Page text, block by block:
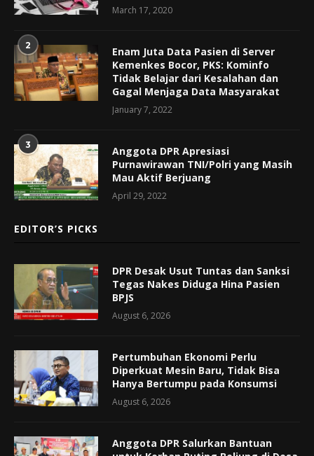
March 17, 2020
2
Enam Juta Data Pasien di Server
Kemenkes Bocor, PKS: Kominfo
Tidak Belajar dari Kesalahan dan
Gagal Menjaga Data Masyarakat
January 7, 2022
3
Anggota DPR Apresiasi
Purnawirawan TNI/Polri yang Masih
Mau Aktif Berjuang
April 29, 2022
EDITOR’S PICKS
DPR Desak Usut Tuntas dan Sanksi
Tegas Nakes Diduga Hina Pasien
BPJS
August 6, 2026
Pertumbuhan Ekonomi Perlu
Diperkuat Mesin Baru, Tidak Bisa
Hanya Bertumpu pada Konsumsi
August 6, 2026
Anggota DPR Salurkan Bantuan